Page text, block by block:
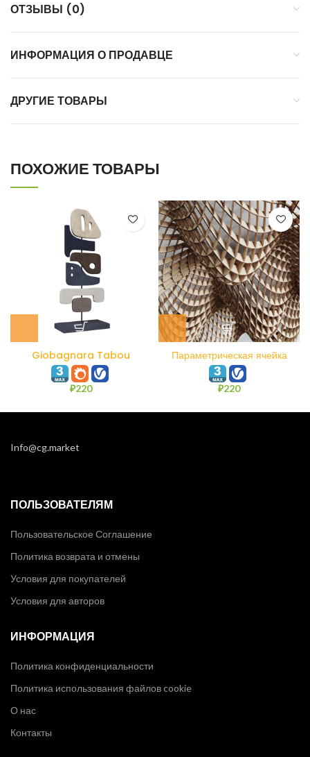
ОТЗЫВЫ (0)
ИНФОРМАЦИЯ О ПРОДАВЦЕ
ДРУГИЕ ТОВАРЫ
ПОХОЖИЕ ТОВАРЫ
Giobagnara Tabou
Sculpture #3
₽220
Параметрическая ячейка
cage cell
₽220
Info@cg.market
ПОЛЬЗОВАТЕЛЯМ
Пользовательское Соглашение
Политика возврата и отмены
Условия для покупателей
Условия для авторов
ИНФОРМАЦИЯ
Политика конфиденциальности
Политика использования файлов cookie
О нас
Контакты